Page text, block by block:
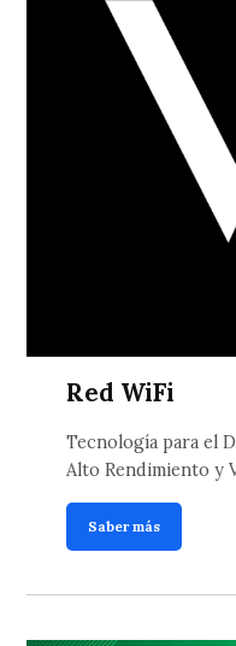
Red WiFi
Tecnología para el
Alto Rendimiento y
Saber más